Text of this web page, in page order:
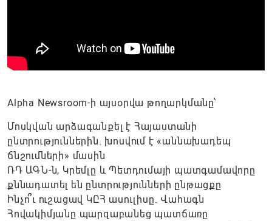
Alpha Newsroom-ի այսօրվա թողարկմանը՝
Մոսկվան արձագանքել է Հայաստանի
ընտրություններին. խոսվում է «աննախադեպ
ճնշումների» մասին
ՌԴ ԱԳՆ-ն, Կրեմլը և Պետդումայի պատգամավորը
քննադատել են ընտրությունների ընթացքը
Ինչո՞ւ ուշացավ ԿԸՀ ասուլիսը. Վահագն
Հովակիմյանը պարզաբանեց պատճառը